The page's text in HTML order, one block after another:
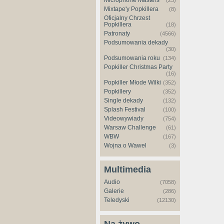
Mixtape'y Popkillera (8)
Oficjalny Chrzest
Popkillera
(18)
Patronaty (4566)
Podsumowania dekady
(30)
Podsumowania roku (134)
Popkiller Christmas Party
(16)
Popkiller Młode Wilki (352)
Popkillery (352)
Single dekady (132)
Splash Festival (100)
Videowywiady (754)
Warsaw Challenge (61)
WBW (167)
Wojna o Wawel (3)
Multimedia
Audio (7058)
Galerie (286)
Teledyski (12130)